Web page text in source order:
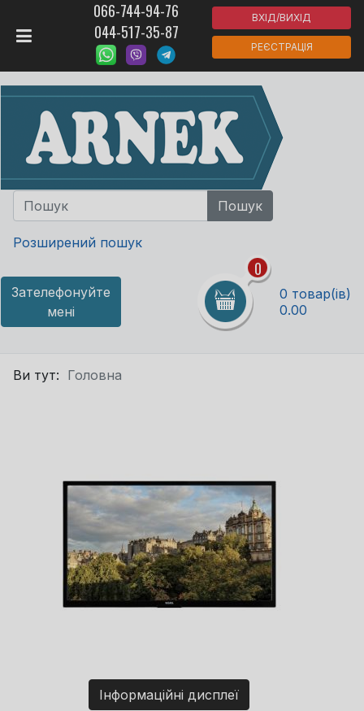
066-744-94-76
044-517-35-87
ВХІД/ВИХІД
РЕЄСТРАЦІЯ
Розширений пошук
Зателефонуйте
мені
0
0 товар(ів)
0.00
Ви тут: Головна
Інформаційні дисплеї